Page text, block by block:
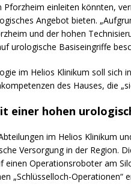
Pforzheim einleiten könnten,
Angebot bieten.
und der hohen
urologische Basiseingriffe
im Helios Klinikum soll sich
des Hauses, die
einer hohen
im Helios Klinikum
Versorgung in der Region.
einen Operationsroboter am
„Schlüsselloch-Operationen“